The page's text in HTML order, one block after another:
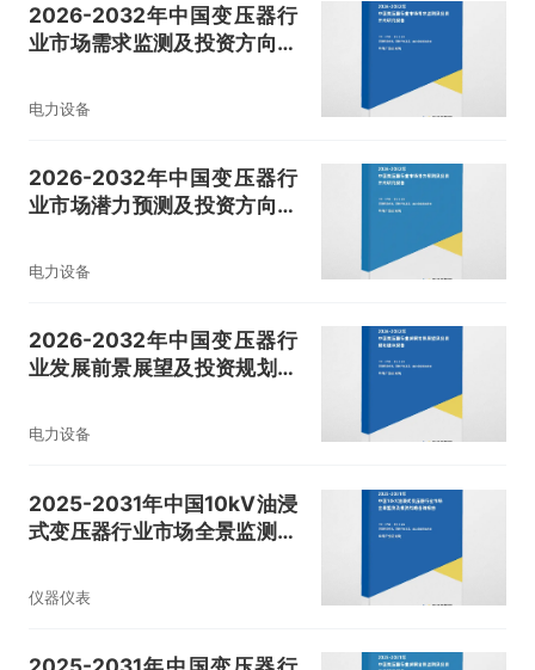
2026-2032年中国变压器行
业市场需求监测及投资方向研
电力设备
2026-2032年中国变压器行
业市场潜力预测及投资方向研
电力设备
2026-2032年中国变压器行
业发展前景展望及投资规划建
电力设备
2025-2031年中国10kV油浸
式变压器行业市场全景监测及
仪器仪表